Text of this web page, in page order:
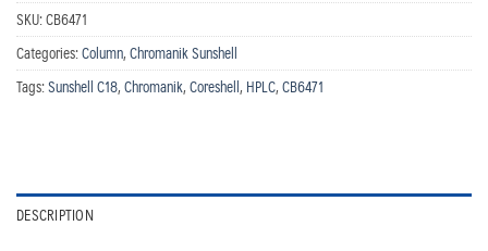
SKU:CB6471
Categories:Column,Chromanik Sunshell
Tags:Sunshell C18,Chromanik,Coreshell, HPLC,CB6471
DESCRIPTION